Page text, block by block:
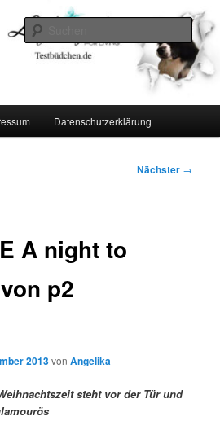
Datenschutzerklärung
Nächster →
A night to
p2
2013vonAngelika
steht vor der Tür und